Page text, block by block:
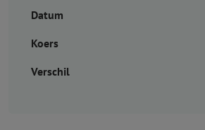
Datum
Koers
Verschil